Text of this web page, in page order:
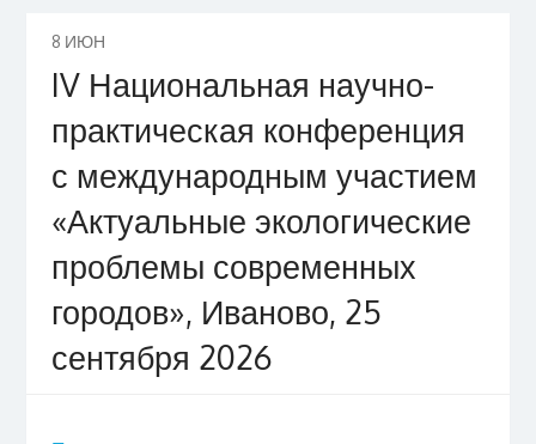
8 ИЮН
IV Национальная научно-
практическая конференция
с международным участием
«Актуальные экологические
проблемы современных
городов», Иваново, 25
сентября 2026